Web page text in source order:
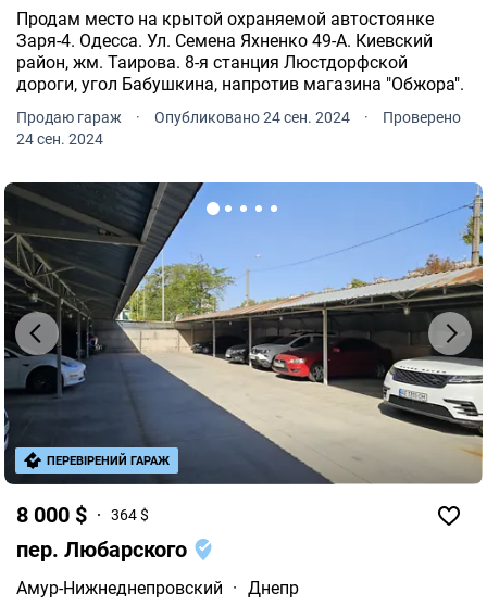
Продам место на крытой охраняемой автостоянке
Заря-4. Одесса. Ул. Семена Яхненко 49-А. Киевский
район, жм. Таирова. 8-я станция Люстдорфской
дороги, угол Бабушкина, напротив магазина "Обжора".
Продаю гараж · Опубликовано 24 сен. 2024 ·
Проверено
24 сен. 2024
8 000 $ 364 $
пер. Любарского
Амур-Нижнеднепровский · Днепр
ПЕРЕВІРЕНИЙ ГАРАЖ